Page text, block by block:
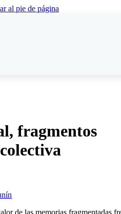
al pie de página
fragmentos